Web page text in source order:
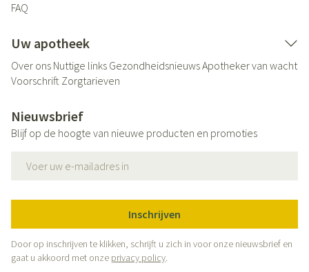
FAQ
Uw apotheek
Over ons Nuttige links GezondheidsnieuwsApotheker van wacht
Voorschrift Zorgtarieven
Nieuwsbrief
Blijf op de hoogte van nieuwe producten en promoties
Inschrijven
Door op inschrijven te klikken, schrijft u zich in voor onze nieuwsbrief en
gaat u akkoord met onze privacy policy.